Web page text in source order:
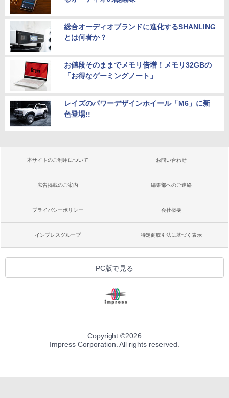
総合オーディオブランドに進化するSHANLING
とは何者か？
お値段そのままでメモリ倍増！メモリ32GBの
「お得なゲーミングノート」
レイズのパワーデザインホイール「M6」に新
色登場!!
本サイトのご利用について お問い合わせ
広告掲載のご案内 編集部へのご連絡
プライバシーポリシー 会社概要
インプレスグループ 特定商取引法に基づく表示
PC版で見る
Copyright ©2026
Impress Corporation. All rights reserved.